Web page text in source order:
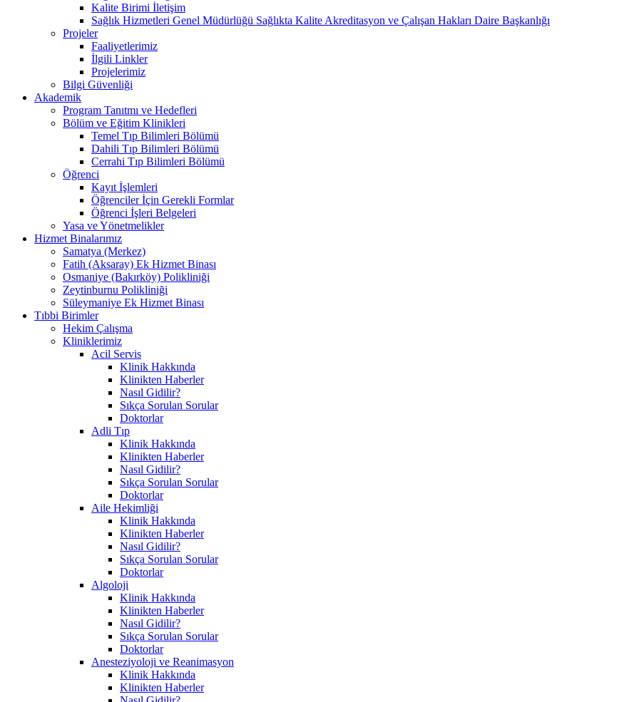
Kalite Birimi İletişim
Sağlık Hizmetleri Genel Müdürlüğü Sağlıkta Kalite Akreditasyon ve Çalışan Hakları Daire Başkanlığı
Projeler
Faaliyetlerimiz
İlgili Linkler
Projelerimiz
Bilgi Güvenliği
Akademik
Program Tanıtmı ve Hedefleri
Bölüm ve Eğitim Klinikleri
Temel Tıp Bilimleri Bölümü
Dahili Tıp Bilimleri Bölümü
Cerrahi Tıp Bilimleri Bölümü
Öğrenci
Kayıt İşlemleri
Öğrenciler İçin Gerekli Formlar
Öğrenci İşleri Belgeleri
Yasa ve Yönetmelikler
Hizmet Binalarımız
Samatya (Merkez)
Fatih (Aksaray) Ek Hizmet Binası
Osmaniye (Bakırköy) Polikliniği
Zeytinburnu Polikliniği
Süleymaniye Ek Hizmet Binası
Tıbbi Birimler
Hekim Çalışma
Kliniklerimiz
Acil Servis
Klinik Hakkında
Klinikten Haberler
Nasıl Gidilir?
Sıkça Sorulan Sorular
Doktorlar
Adli Tıp
Klinik Hakkında
Klinikten Haberler
Nasıl Gidilir?
Sıkça Sorulan Sorular
Doktorlar
Aile Hekimliği
Klinik Hakkında
Klinikten Haberler
Nasıl Gidilir?
Sıkça Sorulan Sorular
Doktorlar
Algoloji
Klinik Hakkında
Klinikten Haberler
Nasıl Gidilir?
Sıkça Sorulan Sorular
Doktorlar
Anesteziyoloji ve Reanimasyon
Klinik Hakkında
Klinikten Haberler